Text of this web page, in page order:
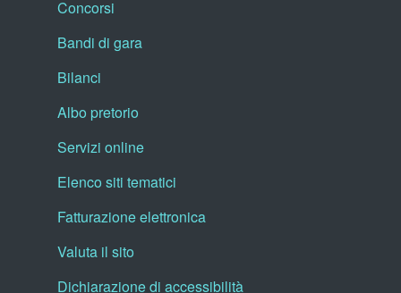
Concorsi
Bandi di gara
Bilanci
Albo pretorio
Servizi online
Elenco siti tematici
Fatturazione elettronica
Valuta il sito
Dichiarazione di accessibilità